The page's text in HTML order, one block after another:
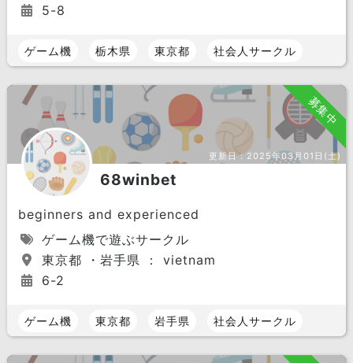
5-8
ゲーム機 栃木県 東京都 社会人サークル
募集中
更新日： 2025年03月01日(土)
68winbet
beginners and experienced
ゲーム機で遊ぶサークル
東京都 ・岩手県 ： vietnam
6-2
ゲーム機 東京都 岩手県 社会人サークル